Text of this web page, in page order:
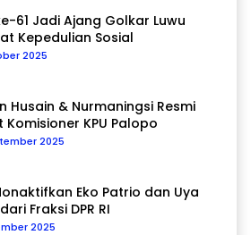
61 Jadi Ajang Golkar Luwu
Kepedulian Sosial
2025
Husain & Nurmaningsi Resmi
Komisioner KPU Palopo
2025
Eko Patrio dan Uya
Fraksi DPR RI
2025